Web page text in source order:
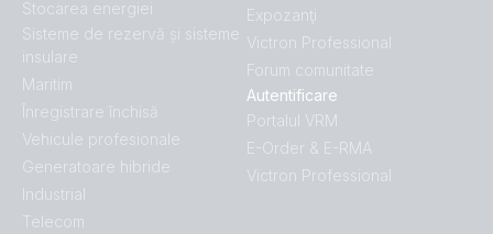
Stocarea energiei
Sisteme de rezervă și sisteme
insulare
Maritim
Înregistrare închisă
Vehicule profesionale
Generatoare hibride
Industrial
Telecom
Expozanţi
Victron Professional
Forum comunitate
Autentificare
Portalul VRM
E-Order & E-RMA
Victron Professional